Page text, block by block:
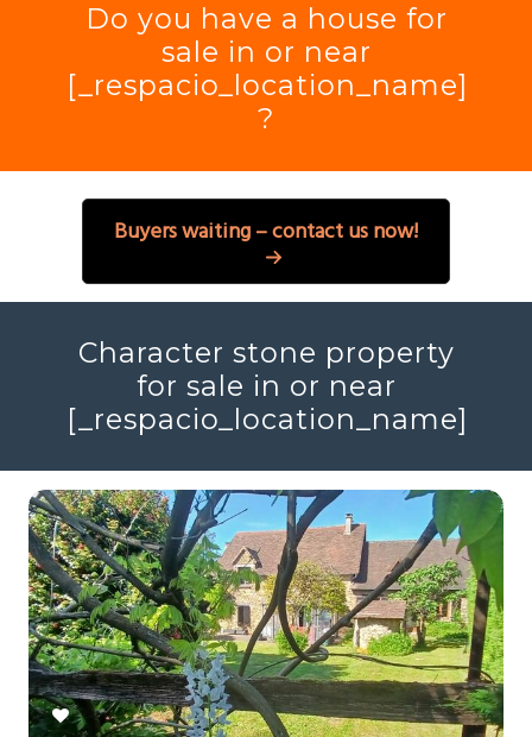
Do you have a house for
sale in or near
[_respacio_location_name]
?
Buyers waiting – contact us now!
Character stone property
for sale in or near
[_respacio_location_name]